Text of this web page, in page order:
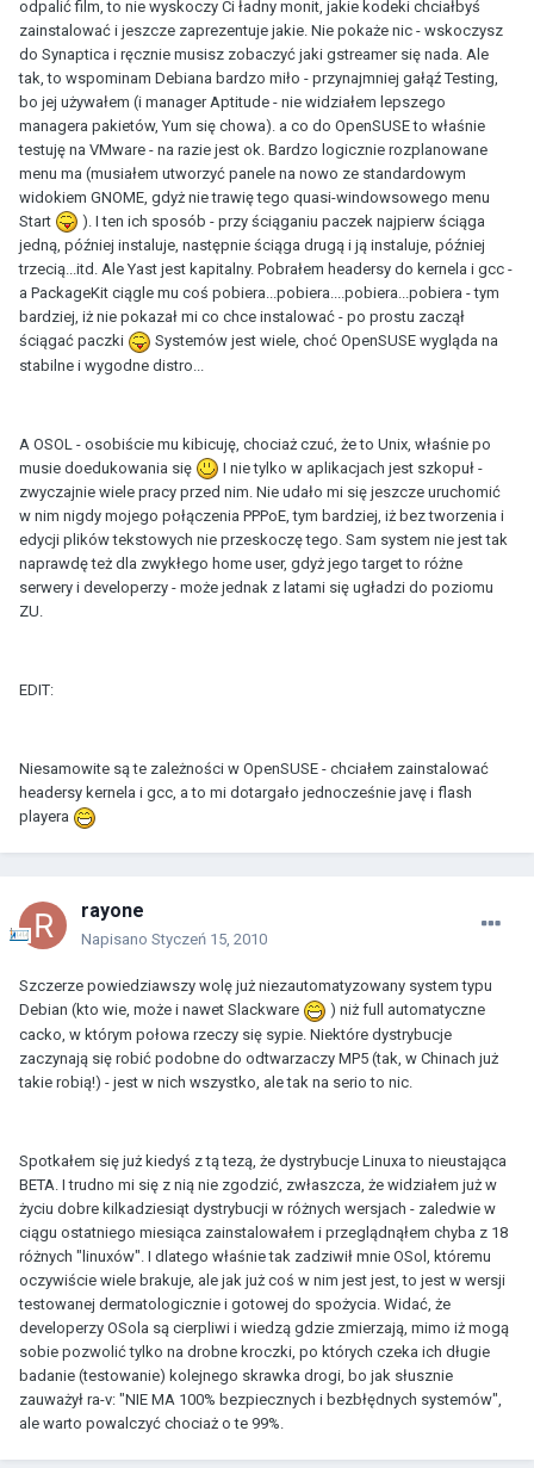
odpalić film, to nie wyskoczy Ci ładny monit, jakie kodeki chciałbyś
zainstalować i jeszcze zaprezentuje jakie. Nie pokaże nic - wskoczysz
do Synaptica i ręcznie musisz zobaczyć jaki gstreamer się nada. Ale
tak, to wspominam Debiana bardzo miło - przynajmniej gałąź Testing,
bo jej używałem (i manager Aptitude - nie widziałem lepszego
managera pakietów, Yum się chowa). a co do OpenSUSE to właśnie
testuję na VMware - na razie jest ok. Bardzo logicznie rozplanowane
menu ma (musiałem utworzyć panele na nowo ze standardowym
widokiem GNOME, gdyż nie trawię tego quasi-windowsowego menu
Start
). I ten ich sposób - przy ściąganiu paczek najpierw ściąga
jedną, później instaluje, następnie ściąga drugą i ją instaluje, później
trzecią...itd. Ale Yast jest kapitalny. Pobrałem headersy do kernela i gcc -
a PackageKit ciągle mu coś pobiera...pobiera....pobiera...pobiera - tym
bardziej, iż nie pokazał mi co chce instalować - po prostu zaczął
ściągać paczki
Systemów jest wiele, choć OpenSUSE wygląda na
stabilne i wygodne distro...
A OSOL - osobiście mu kibicuję, chociaż czuć, że to Unix, właśnie po
musie doedukowania się
I nie tylko w aplikacjach jest szkopuł -
zwyczajnie wiele pracy przed nim. Nie udało mi się jeszcze uruchomić
w nim nigdy mojego połączenia PPPoE, tym bardziej, iż bez tworzenia i
edycji plików tekstowych nie przeskoczę tego. Sam system nie jest tak
naprawdę też dla zwykłego home user, gdyż jego target to różne
serwery i developerzy - może jednak z latami się ugładzi do poziomu
ZU.
EDIT:
Niesamowite są te zależności w OpenSUSE - chciałem zainstalować
headersy kernela i gcc, a to mi dotargało jednocześnie javę i flash
playera
rayone
Napisano Styczeń 15, 2010
Szczerze powiedziawszy wolę już niezautomatyzowany system typu
Debian (kto wie, może i nawet Slackware
) niż full automatyczne
cacko, w którym połowa rzeczy się sypie. Niektóre dystrybucje
zaczynają się robić podobne do odtwarzaczy MP5 (tak, w Chinach już
takie robią!) - jest w nich wszystko, ale tak na serio to nic.
Spotkałem się już kiedyś z tą tezą, że dystrybucje Linuxa to nieustająca
BETA. I trudno mi się z nią nie zgodzić, zwłaszcza, że widziałem już w
życiu dobre kilkadziesiąt dystrybucji w różnych wersjach - zaledwie w
ciągu ostatniego miesiąca zainstalowałem i przeglądnąłem chyba z 18
różnych "linuxów". I dlatego właśnie tak zadziwił mnie OSol, któremu
oczywiście wiele brakuje, ale jak już coś w nim jest jest, to jest w wersji
testowanej dermatologicznie i gotowej do spożycia. Widać, że
developerzy OSola są cierpliwi i wiedzą gdzie zmierzają, mimo iż mogą
sobie pozwolić tylko na drobne kroczki, po których czeka ich długie
badanie (testowanie) kolejnego skrawka drogi, bo jak słusznie
zauważył ra-v: "NIE MA 100% bezpiecznych i bezbłędnych systemów",
ale warto powalczyć chociaż o te 99%.